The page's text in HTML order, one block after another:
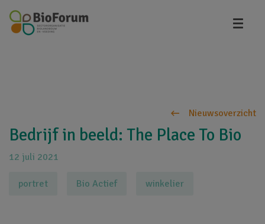
Nieuwsoverzicht
Bedrijf in beeld: The Place To Bio
12 juli 2021
portret Bio Actief winkelier